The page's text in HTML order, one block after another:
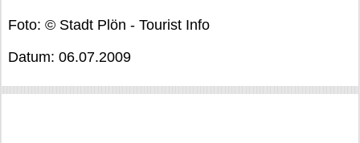
Foto: © Stadt Plön - Tourist Info
Datum: 06.07.2009